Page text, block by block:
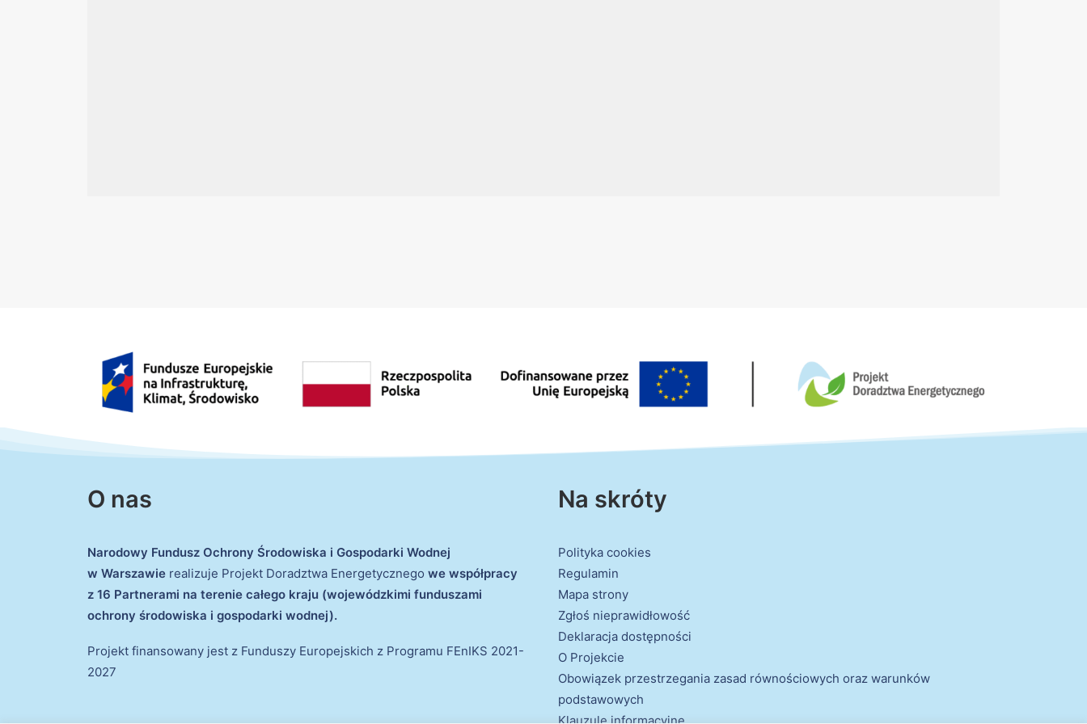
O nas
Narodowy Fundusz Ochrony Środowiska i Gospodarki Wodnej
w Warszawie realizuje Projekt Doradztwa Energetycznego we współpracy
z 16 Partnerami na terenie całego kraju (wojewódzkimi funduszami
ochrony środowiska i gospodarki wodnej).
Projekt finansowany jest z Funduszy Europejskich z Programu FEnIKS 2021-
2027
Na skróty
Polityka cookies
Regulamin
Mapa strony
Zgłoś nieprawidłowość
Deklaracja dostępności
O Projekcie
Obowiązek przestrzegania zasad równościowych oraz warunków
podstawowych
Klauzule informacyjne